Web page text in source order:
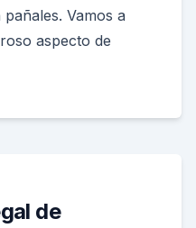
Vamos a
aspecto de
de